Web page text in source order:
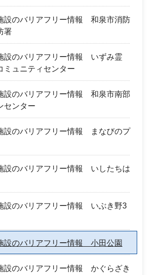
設のバリアフリー情報 和泉市消防
署
設のバリアフリー情報 いずみ霊
ミュニティセンター
設のバリアフリー情報 和泉市南部
センター
設のバリアフリー情報 まなびのプ
設のバリアフリー情報 いしたちは
設のバリアフリー情報 いぶき野3
設のバリアフリー情報 小田公園
設のバリアフリー情報 かぐらざき